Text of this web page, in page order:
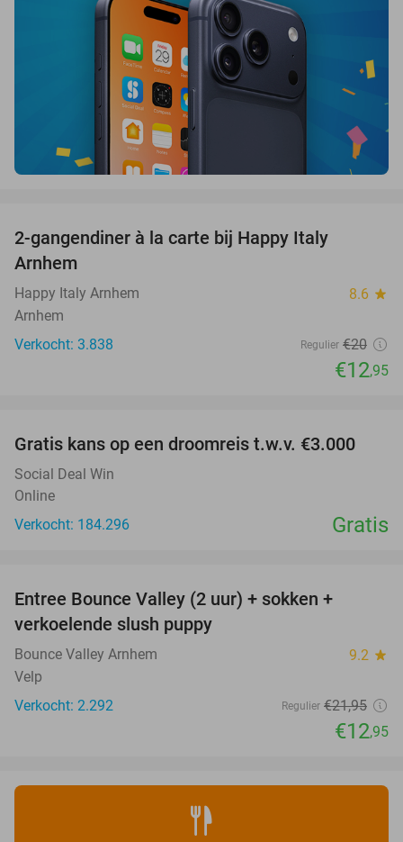
2-gangendiner à la carte bij Happy Italy
Arnhem
Happy Italy Arnhem 8.6 star
Arnhem
Verkocht: 3.838
Regulier €20
€12,95
Gratis kans op een droomreis t.w.v. €3.000
Social Deal Win
Online
Verkocht: 184.296
Gratis
Entree Bounce Valley (2 uur) + sokken +
verkoelende slush puppy
Bounce Valley Arnhem 9.2 star
Velp
Verkocht: 2.292
Regulier €21,95
€12,95